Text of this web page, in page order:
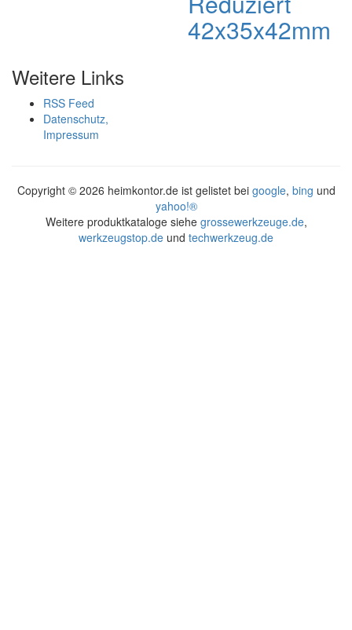
42x35x42mm
Weitere Links
RSS Feed
Datenschutz,
Impressum
Copyright © 2026 heimkontor.de ist gelistet bei google, bing und
yahoo!®
Weitere produktkataloge siehe grossewerkzeuge.de,
werkzeugstop.de und techwerkzeug.de